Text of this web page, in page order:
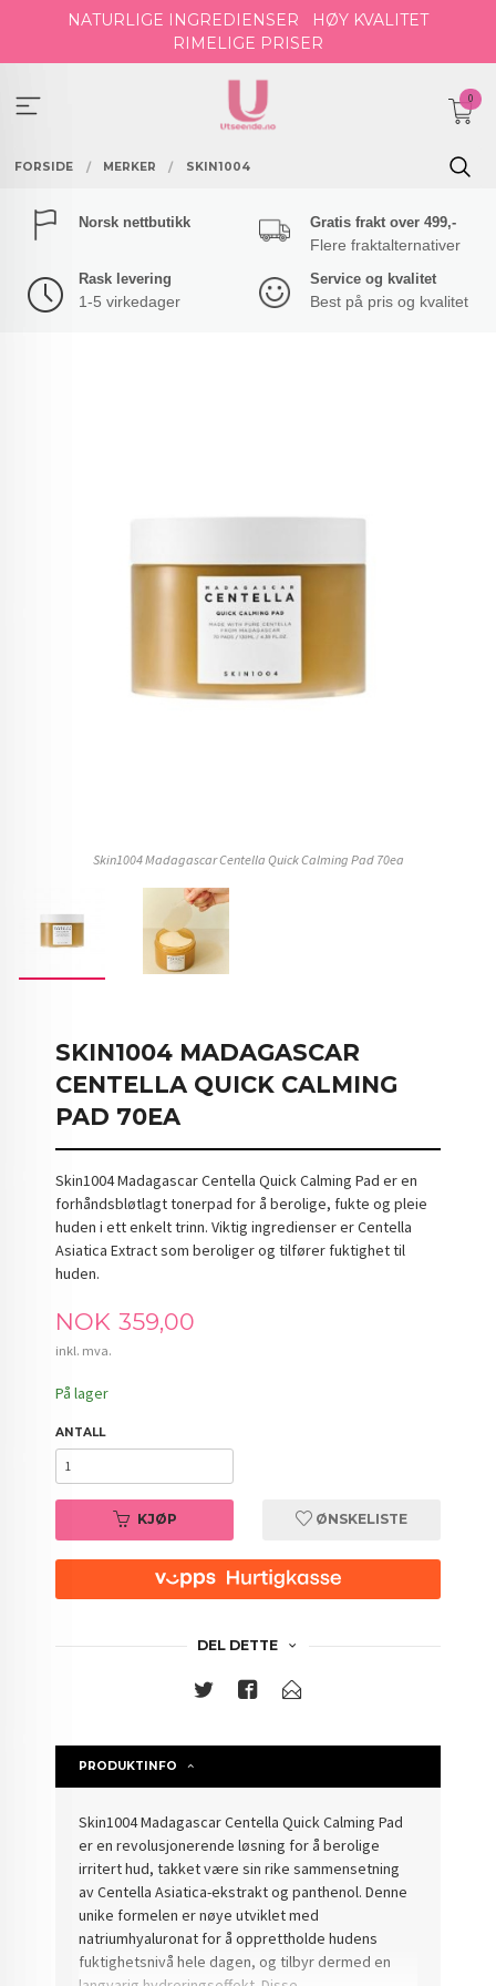
NATURLIGE INGREDIENSER
HØY KVALITET
RIMELIGE PRISER
0
FORSIDE MERKER SKIN1004
Norsk nettbutikk Gratis frakt over 499,-
Flere fraktalternativer
Rask levering
1-5 virkedager
Service og kvalitet
Best på pris og kvalitet
Skin1004 Madagascar Centella Quick Calming Pad 70ea
SKIN1004 MADAGASCAR
CENTELLA QUICK CALMING
PAD 70EA
Skin1004 Madagascar Centella Quick Calming Pad er en
forhåndsbløtlagt tonerpad for å berolige, fukte og pleie
huden i ett enkelt trinn. Viktig ingredienser er Centella
Asiatica Extract som beroliger og tilfører fuktighet til
huden.
Pris
NOK 359,00
inkl. mva.
På lager
ANTALL
KJØP ØNSKELISTE
DEL DETTE
PRODUKTINFO
Skin1004 Madagascar Centella Quick Calming Pad
er en revolusjonerende løsning for å berolige
irritert hud, takket være sin rike sammensetning
av Centella Asiatica-ekstrakt og panthenol. Denne
unike formelen er nøye utviklet med
natriumhyaluronat for å opprettholde hudens
fuktighetsnivå hele dagen, og tilbyr dermed en